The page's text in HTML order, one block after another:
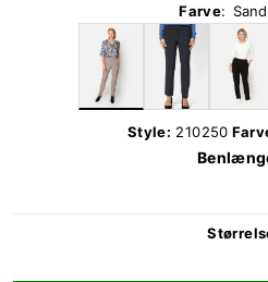
Farve:
Style: 210250